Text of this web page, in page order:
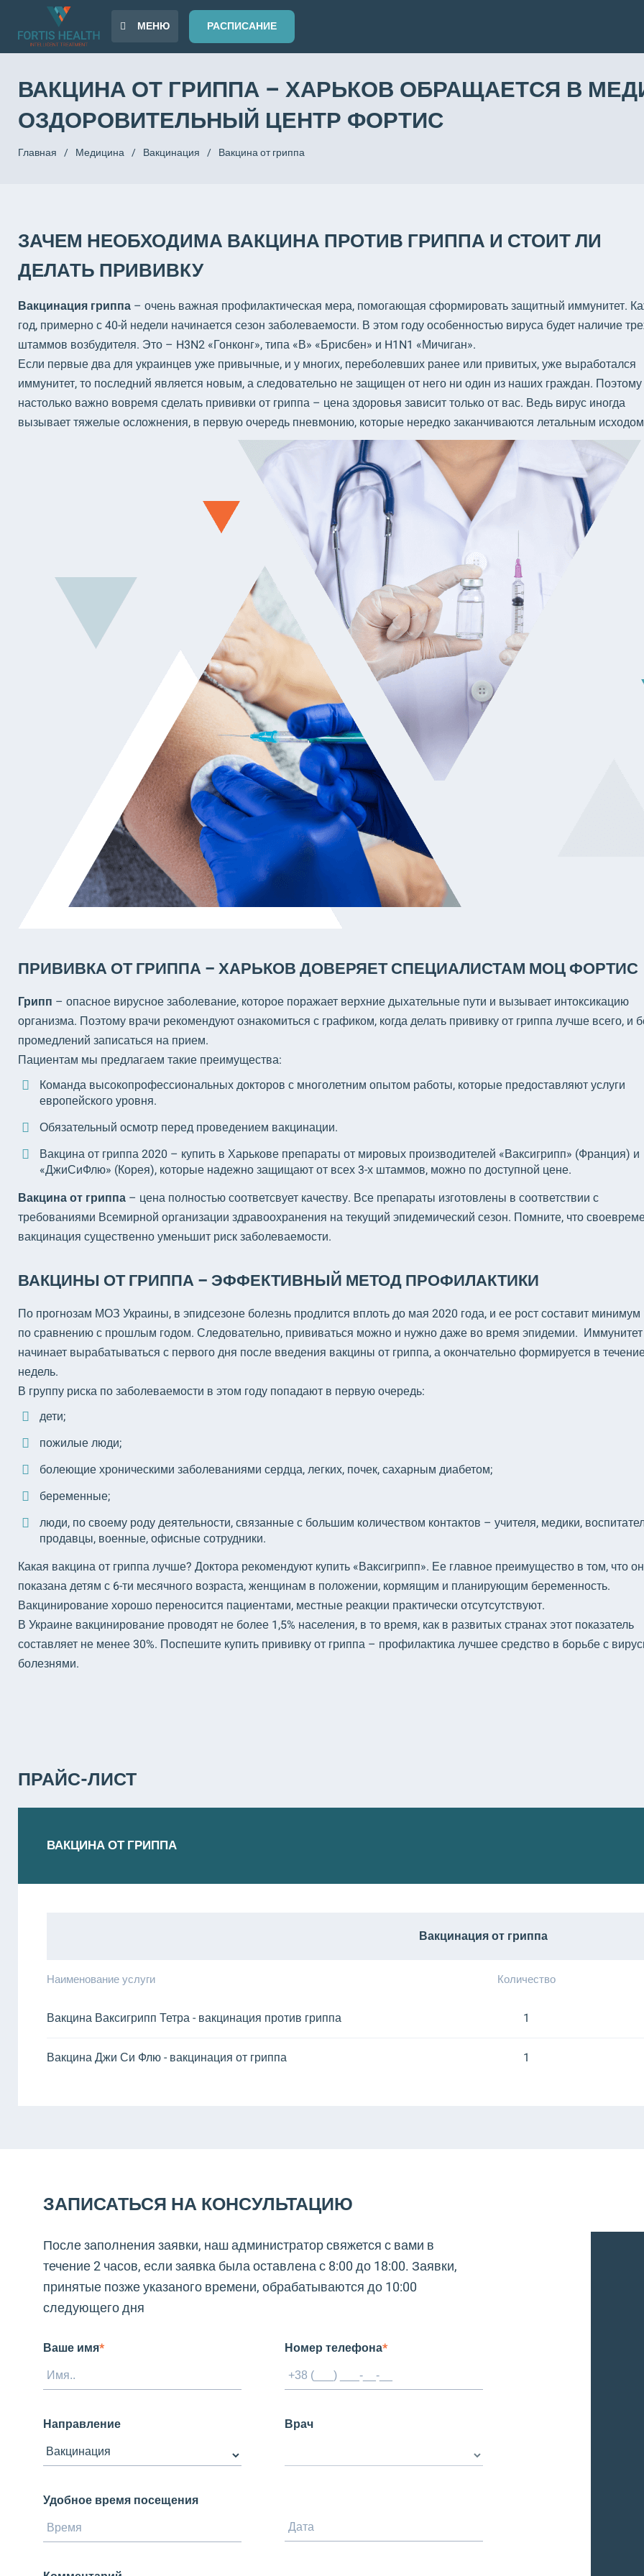
МЕНЮ РАСПИСАНИЕ
ВАКЦИНА ОТ ГРИППА – ХАРЬКОВ ОБРАЩАЕТСЯ В
ОЗДОРОВИТЕЛЬНЫЙ ЦЕНТР ФОРТИС
Главная / Медицина / Вакцинация / Вакцина от гриппа
ЗАЧЕМ НЕОБХОДИМА ВАКЦИНА ПРОТИВ ГРИППА И СТОИТ ЛИ
ДЕЛАТЬ ПРИВИВКУ
Вакцинация гриппа – очень важная профилактическая мера, помогающая сформировать защитный иммунитет.
год, примерно с 40-й недели начинается сезон заболеваемости. В этом году особенностью вируса будет наличие
штаммов возбудителя. Это – H3N2 «Гонконг», типа «В» «Брисбен» и H1N1 «Мичиган».
Если первые два для украинцев уже привычные, и у многих, переболевших ранее или привитых, уже выработался
иммунитет, то последний является новым, а следовательно не защищен от него ни один из наших граждан. Поэтому
настолько важно вовремя сделать прививки от гриппа – цена здоровья зависит только от вас. Ведь вирус иногда
вызывает тяжелые осложнения, в первую очередь пневмонию, которые нередко заканчиваются летальным
ПРИВИВКА ОТ ГРИППА – ХАРЬКОВ ДОВЕРЯЕТ СПЕЦИАЛИСТАМ МОЦ ФОРТИС
Грипп – опасное вирусное заболевание, которое поражает верхние дыхательные пути и вызывает интоксикацию
организма. Поэтому врачи рекомендуют ознакомиться с графиком, когда делать прививку от гриппа лучше всего, и
промедлений записаться на прием.
Пациентам мы предлагаем такие преимущества:
Команда высокопрофессиональных докторов с многолетним опытом работы, которые предоставляют услуги
европейского уровня.
Обязательный осмотр перед проведением вакцинации.
Вакцина от гриппа 2020 – купить в Харькове препараты от мировых производителей «Ваксигрипп» (Франция) и
«ДжиСиФлю» (Корея), которые надежно защищают от всех 3-х штаммов, можно по доступной цене.
Вакцина от гриппа – цена полностью соответсвует качеству. Все препараты изготовлены в соответствии с
требованиями Всемирной организации здравоохранения на текущий эпидемический сезон. Помните, что
вакцинация существенно уменьшит риск заболеваемости.
ВАКЦИНЫ ОТ ГРИППА – ЭФФЕКТИВНЫЙ МЕТОД ПРОФИЛАКТИКИ
По прогнозам МОЗ Украины, в эпидсезоне болезнь продлится вплоть до мая 2020 года, и ее рост составит минимум
по сравнению с прошлым годом. Следовательно, прививаться можно и нужно даже во время эпидемии. Иммунитет
начинает вырабатываться с первого дня после введения вакцины от гриппа, а окончательно формируется в
недель.
В группу риска по заболеваемости в этом году попадают в первую очередь:
дети;
пожилые люди;
болеющие хроническими заболеваниями сердца, легких, почек, сахарным диабетом;
беременные;
люди, по своему роду деятельности, связанные с большим количеством контактов – учителя, медики,
продавцы, военные, офисные сотрудники.
Какая вакцина от гриппа лучше? Доктора рекомендуют купить «Ваксигрипп». Ее главное преимущество в том, что
показана детям с 6-ти месячного возраста, женщинам в положении, кормящим и планирующим беременность.
Вакцинирование хорошо переносится пациентами, местные реакции практически отсутсутствуют.
В Украине вакцинирование проводят не более 1,5% населения, в то время, как в развитых странах этот показатель
составляет не менее 30%. Поспешите купить прививку от гриппа – профилактика лучшее средство в борьбе с
болезнями.
ПРАЙС-ЛИСТ
ВАКЦИНА ОТ ГРИППА
Вакцинация от гриппа
Наименование услуги Количество
Вакцина Ваксигрипп Тетра - вакцинация против гриппа 1
Вакцина Джи Си Флю - вакцинация от гриппа 1
ЗАПИСАТЬСЯ НА КОНСУЛЬТАЦИЮ
После заполнения заявки, наш администратор свяжется с вами в
течение 2 часов, если заявка была оставлена с 8:00 до 18:00. Заявки,
принятые позже указаного времени, обрабатываются до 10:00
следующего дня
Ваше имя* Номер телефона*
Направление Врач
Удобное время посещения